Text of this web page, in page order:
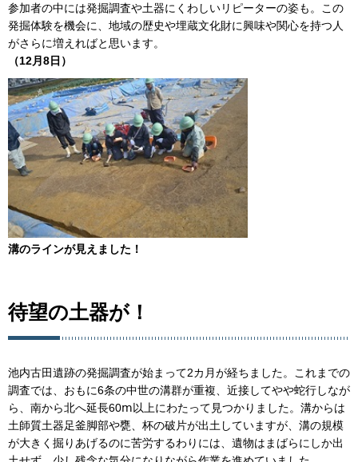
参加者の中には発掘調査や土器にくわしいリピーターの姿も。この
発掘体験を機会に、地域の歴史や埋蔵文化財に興味や関心を持つ人
がさらに増えればと思います。
（12月8日）
溝のラインが見えました！
待望の土器が！
池内古田遺跡の発掘調査が始まって2カ月が経ちました。これまでの
調査では、おもに6条の中世の溝群が重複、近接してやや蛇行しなが
ら、南から北へ延長60ⅿ以上にわたって見つかりました。溝からは
土師質土器足釜脚部や甕、杯の破片が出土していますが、溝の規模
が大きく掘りあげるのに苦労するわりには、遺物はまばらにしか出